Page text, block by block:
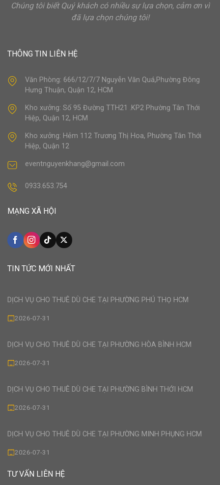
Chúng tôi biết Quý khách có nhiều sự lựa chọn, cảm ơn vì
đã lựa chọn chúng tôi!
THÔNG TIN LIÊN HỆ
Văn Phòng: 666/12/7/7 Nguyễn Văn Quá,Phường Đông
Hưng Thuận, Quận 12, HCM
Kho xưởng: Số 95 Đường TTH21 .KP2 Phường Tân Thới
Hiệp, Quận 12, HCM
Kho xưởng: Hẻm 112 Trương Thị Hoa, Phường Tân Thới
Hiệp, Quận 12
eventnguyenkhang@gmail.com
0933.653.754
MẠNG XÃ HỘI
TIN TỨC MỚI NHẤT
DỊCH VỤ CHO THUÊ DÙ CHE TẠI PHƯỜNG PHÚ THỌ HCM
2026-07-31
DỊCH VỤ CHO THUÊ DÙ CHE TẠI PHƯỜNG HÒA BÌNH HCM
2026-07-31
DỊCH VỤ CHO THUÊ DÙ CHE TẠI PHƯỜNG BÌNH THỚI HCM
2026-07-31
DỊCH VỤ CHO THUÊ DÙ CHE TẠI PHƯỜNG MINH PHỤNG HCM
2026-07-31
TƯ VẤN LIÊN HỆ